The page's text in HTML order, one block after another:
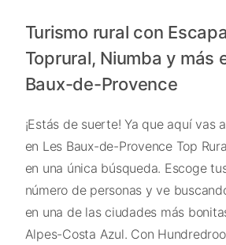
Turismo rural con
Toprural, Niumba y más
Baux-de-Provence
¡Estás de suerte! Ya que aquí vas
en Les Baux-de-Provence Top
en una única búsqueda. Escoge
número de personas y ve
en una de las ciudades más
Alpes-Costa Azul. Con